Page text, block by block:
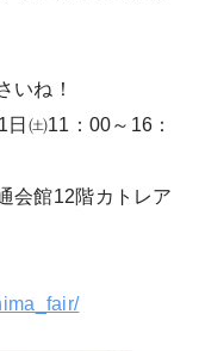
いね！
㈯11：00～16：
会館12階カトレア